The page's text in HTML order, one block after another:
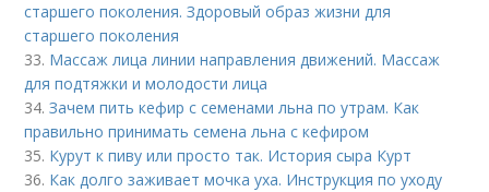
старшего поколения. Здоровый образ жизни для
старшего поколения
33. Массаж лица линии направления движений. Массаж
для подтяжки и молодости лица
34.Зачем пить кефир с семенами льна по утрам. Как
правильно принимать семена льна с кефиром
35. Курут к пиву или просто так. История сыра Курт
36. Как долго заживает мочка уха. Инструкция по уходу